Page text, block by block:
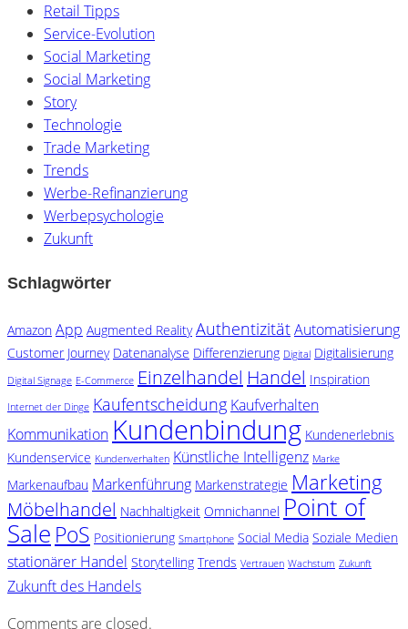
Retail Tipps
Service-Evolution
Social Marketing
Social Marketing
Story
Technologie
Trade Marketing
Trends
Werbe-Refinanzierung
Werbepsychologie
Zukunft
Schlagwörter
Amazon App Augmented Reality AuthentizitätAutomatisierung
Customer Journey Datenanalyse Differenzierung Digital Digitalisierung
Digital Signage E-Commerce Einzelhandel Handel Inspiration
Internet der Dinge Kaufentscheidung Kaufverhalten
Kommunikation Kundenbindung Kundenerlebnis
Kundenservice Kundenverhalten Künstliche Intelligenz Marke
Markenaufbau Markenführung Markenstrategie Marketing
Möbelhandel Nachhaltigkeit Omnichannel Point of
Sale PoS Positionierung Smartphone Social Media Soziale Medien
stationärer Handel Storytelling Trends Vertrauen Wachstum Zukunft
Zukunft des Handels
Comments are closed.